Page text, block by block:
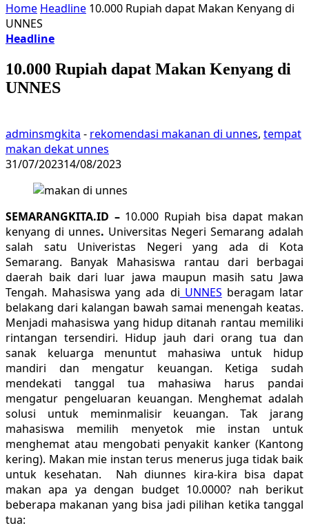
Home Headline 10.000 Rupiah dapat Makan Kenyang di
UNNES
Headline
10.000 Rupiah dapat Makan Kenyang di
UNNES
adminsmgkita - rekomendasi makanan di unnes, tempat
makan dekat unnes
31/07/202314/08/2023
SEMARANGKITA.ID – 10.000 Rupiah bisa dapat makan
kenyang di unnes. Universitas Negeri Semarang adalah
salah satu Univeristas Negeri yang ada di Kota
Semarang. Banyak Mahasiswa rantau dari berbagai
daerah baik dari luar jawa maupun masih satu Jawa
Tengah. Mahasiswa yang ada di UNNES beragam latar
belakang dari kalangan bawah samai menengah keatas.
Menjadi mahasiswa yang hidup ditanah rantau memiliki
rintangan tersendiri. Hidup jauh dari orang tua dan
sanak keluarga menuntut mahasiwa untuk hidup
mandiri dan mengatur keuangan. Ketiga sudah
mendekati tanggal tua mahasiwa harus pandai
mengatur pengeluaran keuangan. Menghemat adalah
solusi untuk meminmalisir keuangan. Tak jarang
mahasiswa memilih menyetok mie instan untuk
menghemat atau mengobati penyakit kanker (Kantong
kering). Makan mie instan terus menerus juga tidak baik
untuk kesehatan. Nah diunnes kira-kira bisa dapat
makan apa ya dengan budget 10.0000? nah berikut
beberapa makanan yang bisa jadi pilihan ketika tanggal
tua: